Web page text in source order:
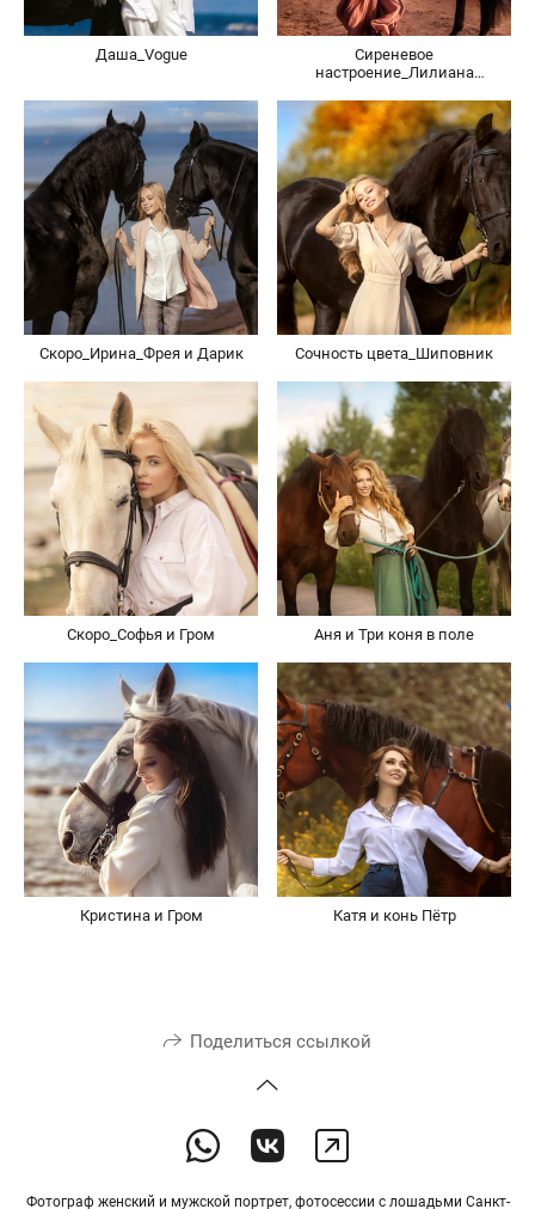
Даша_Vogue
Сиреневое
настроение_Лилиана
Скоро_Ирина_Фрея и Дарик Сочность цвета_Шиповник
Скоро_Софья и Гром Аня и Три коня в поле
Кристина и Гром Катя и конь Пётр
Поделиться ссылкой
Фотограф женский и мужской портрет, фотосессии с лошадьми Санкт-